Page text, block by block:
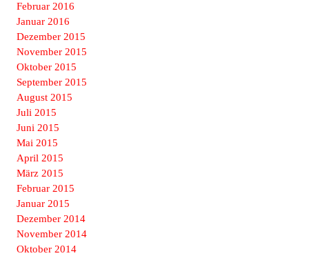
Februar 2016
Januar 2016
Dezember 2015
November 2015
Oktober 2015
September 2015
August 2015
Juli 2015
Juni 2015
Mai 2015
April 2015
März 2015
Februar 2015
Januar 2015
Dezember 2014
November 2014
Oktober 2014